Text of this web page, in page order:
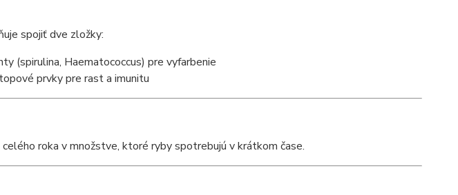
spojiť dve zložky:
(spirulina, Haematococcus) pre vyfarbenie
prvky pre rast a imunitu
roka v množstve, ktoré ryby spotrebujú v krátkom čase.